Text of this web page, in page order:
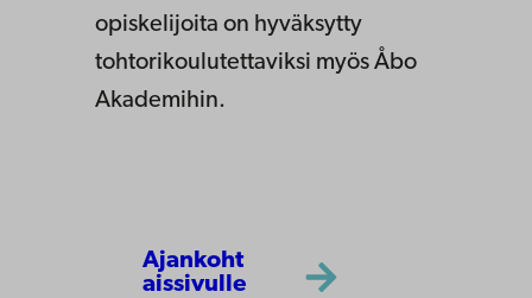
opiskelijoita on hyväksytty
tohtorikoulutettaviksi myös Åbo
Akademihin.
Ajankoht
aissivulle